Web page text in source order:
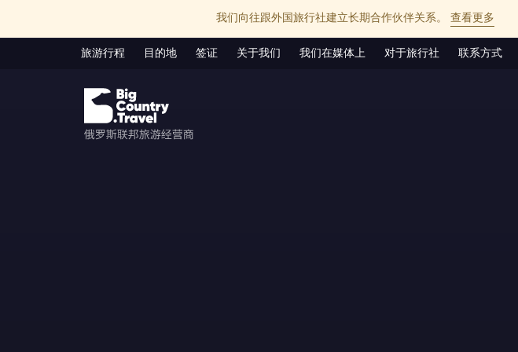
我们向往跟外国旅行社建立长期合作伙伴关系。 查看更多
旅游行程 目的地 签证 关于我们 我们在媒体上 对于旅行社 联系方式